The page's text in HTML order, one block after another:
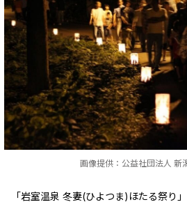
画像提供：公益社団法人 新
「岩室温泉 冬妻(ひよつま)ほたる祭り